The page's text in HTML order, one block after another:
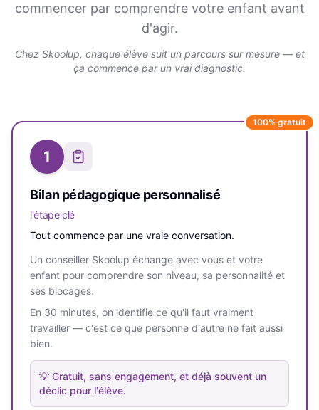
commencer par comprendre votre enfant avant
d'agir.
Chez Skoolup, chaque élève suit un parcours sur mesure — et
ça commence par un vrai diagnostic.
100% gratuit
1
Bilan pédagogique personnalisé
l'étape clé
Tout commence par une vraie conversation.
Un conseiller Skoolup échange avec vous et votre
enfant pour comprendre son niveau, sa personnalité et
ses blocages.
En 30 minutes, on identifie ce qu'il faut vraiment
travailler — c'est ce que personne d'autre ne fait aussi
bien.
💡 Gratuit, sans engagement, et déjà souvent un
déclic pour l'élève.